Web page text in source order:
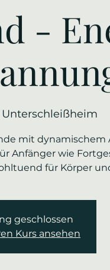
-
Unterschleißheim
mit dynamischem
Anfänger wie
für Körper
geschlossen
Kurs ansehen